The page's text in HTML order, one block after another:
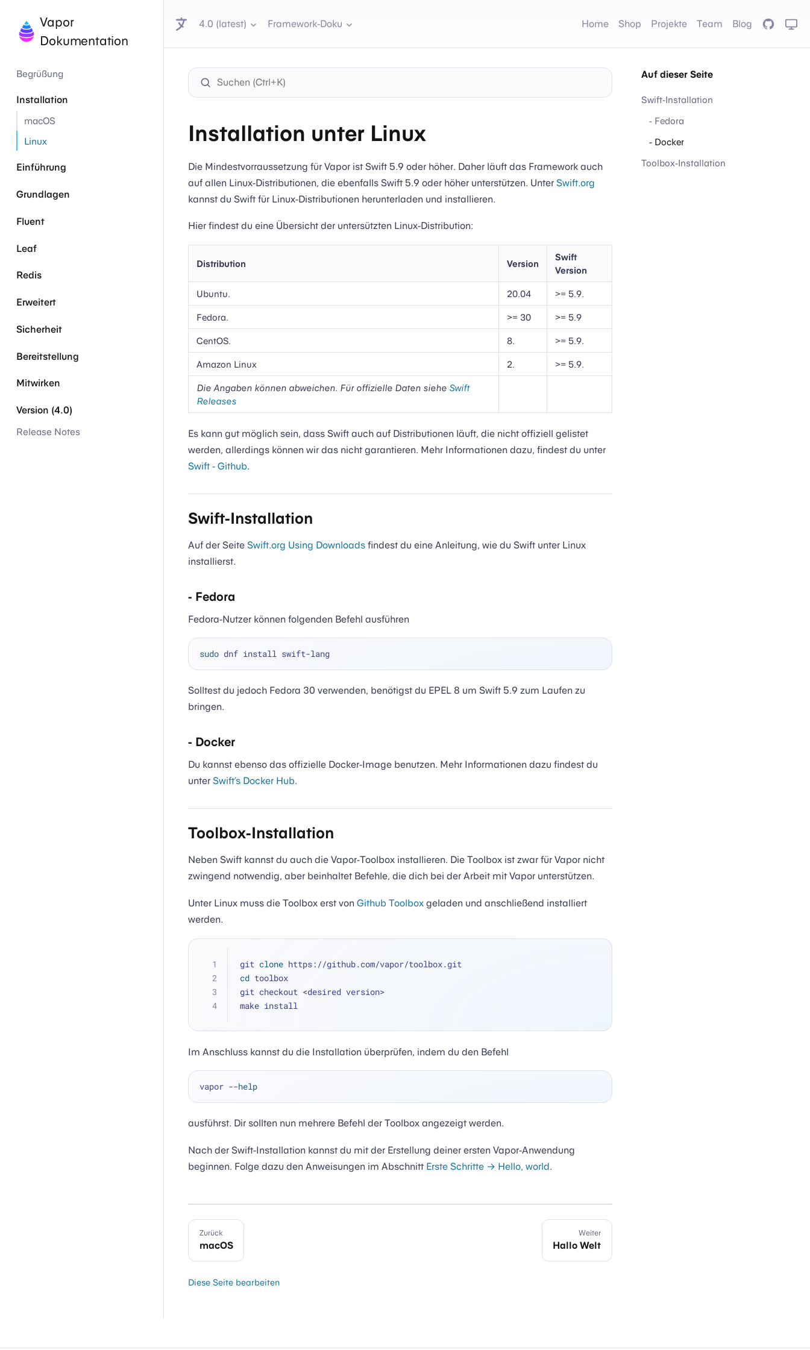
Vapor
Dokumentation
Begrüßung
Installation
macOS
Linux
Einführung
Grundlagen
Fluent
Leaf
Redis
Erweitert
Sicherheit
Bereitstellung
Mitwirken
Version (4.0)
Release Notes
4.0 (latest) Framework-Doku Home Shop Projekte Team Blog GitHub
Installation unter Linux
Die Mindestvorraussetzung für Vapor ist Swift 5.9 oder höher. Daher läuft das Framework auch
auf allen Linux-Distributionen, die ebenfalls Swift 5.9 oder höher unterstützen. Unter Swift.org
kannst du Swift für Linux-Distributionen herunterladen und installieren.
Hier findest du eine Übersicht der untersützten Linux-Distribution:
Distribution Version
Swift
Version
Ubuntu. 20.04 >= 5.9.
Fedora. >= 30 >= 5.9
CentOS. 8. >= 5.9.
Amazon Linux 2. >= 5.9.
Die Angaben können abweichen. Für offizielle Daten siehe Swift
Releases
Es kann gut möglich sein, dass Swift auch auf Distributionen läuft, die nicht offiziell gelistet
werden, allerdings können wir das nicht garantieren. Mehr Informationen dazu, findest du unter
Swift - Github.
Swift-Installation
Auf der Seite Swift.org Using Downloads findest du eine Anleitung, wie du Swift unter Linux
installierst.
- Fedora
Fedora-Nutzer können folgenden Befehl ausführen
sudo dnf install swift-lang
Solltest du jedoch Fedora 30 verwenden, benötigst du EPEL 8 um Swift 5.9 zum Laufen zu
bringen.
- Docker
Du kannst ebenso das offizielle Docker-Image benutzen. Mehr Informationen dazu findest du
unter Swift’s Docker Hub.
Toolbox-Installation
Neben Swift kannst du auch die Vapor-Toolbox installieren. Die Toolbox ist zwar für Vapor nicht
zwingend notwendig, aber beinhaltet Befehle, die dich bei der Arbeit mit Vapor unterstützen.
Unter Linux muss die Toolbox erst von Github Toolbox geladen und anschließend installiert
werden.
git clone https://github.com/vapor/toolbox.git
cd toolbox
git checkout <desired version>
make install
Im Anschluss kannst du die Installation überprüfen, indem du den Befehl
vapor --help
ausführst. Dir sollten nun mehrere Befehl der Toolbox angezeigt werden.
Nach der Swift-Installation kannst du mit der Erstellung deiner ersten Vapor-Anwendung
beginnen. Folge dazu den Anweisungen im Abschnitt Erste Schritte → Hello, world.
Zurück
macOS
Weiter
Hallo Welt
Diese Seite bearbeiten
Auf dieser Seite
Swift-Installation
- Fedora
- Docker
Toolbox-Installation